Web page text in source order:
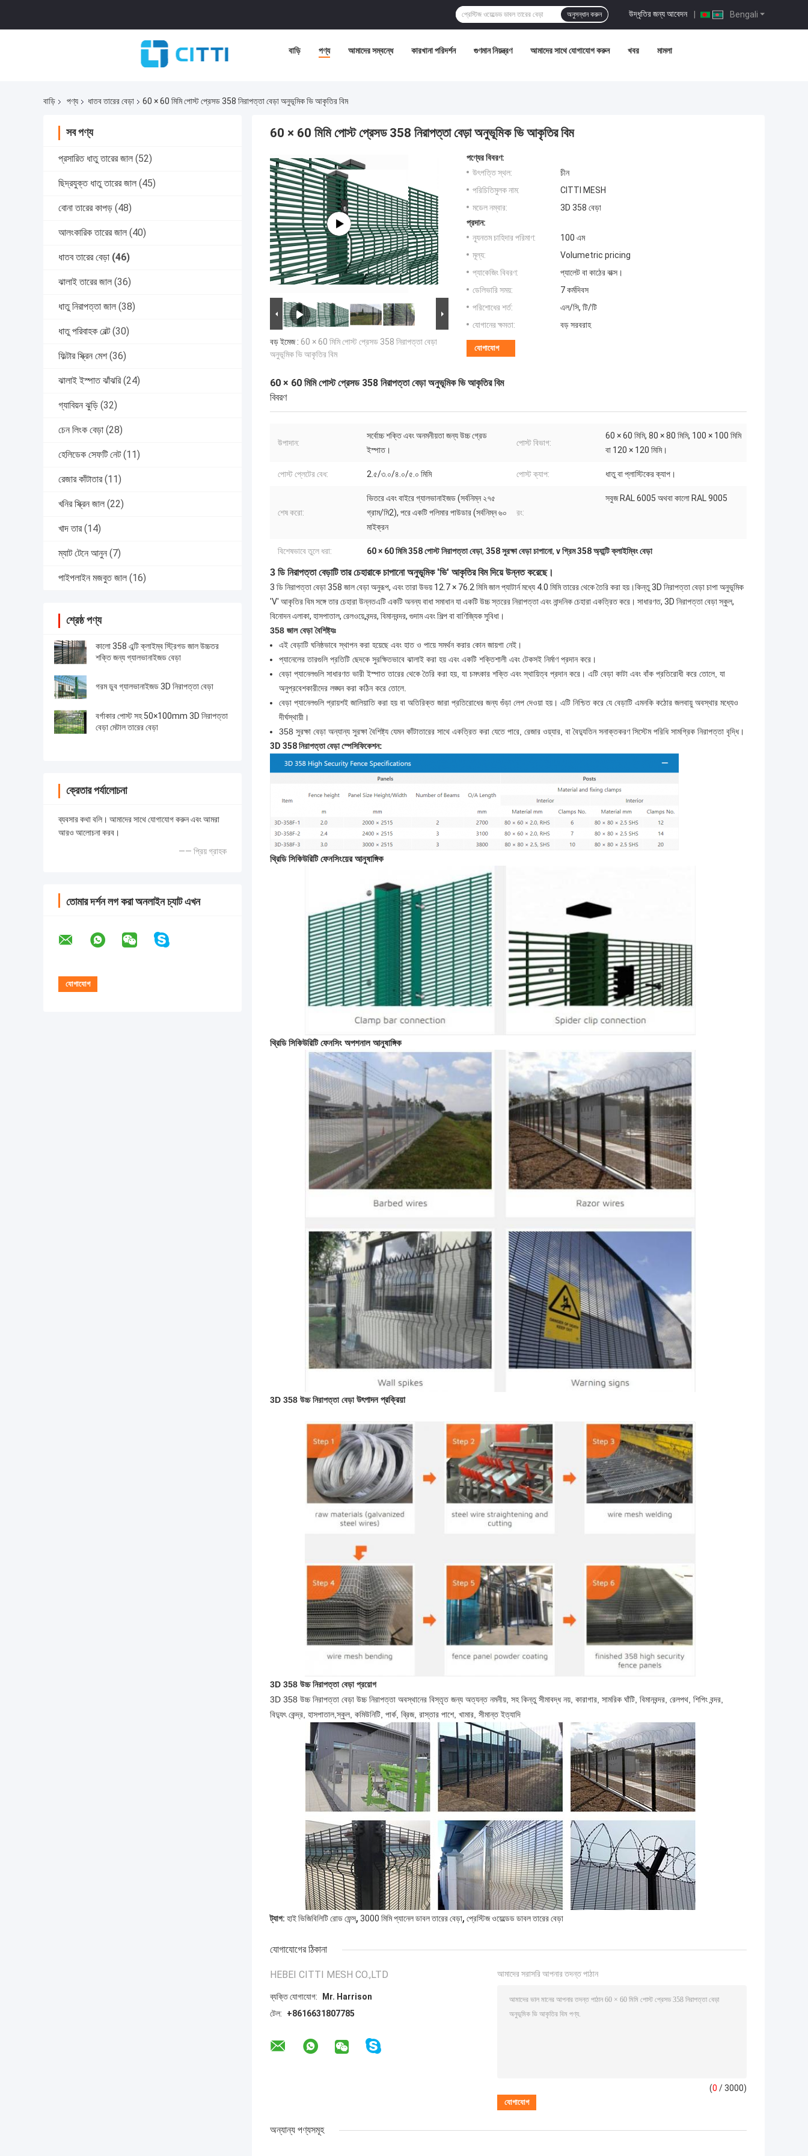
Bengali
উদ্ধৃতির জন্য আবেদন |
অনুসন্ধান করুন
বাড়ি পণ্য আমাদের সম্বন্ধে কারখানা পরিদর্শন গুণমান নিয়ন্ত্রণ আমাদের সাথে যোগাযোগ করুন খবর মামলা
বাড়ি পণ্য ধাতব তারের বেড়া 60 × 60 মিমি পোস্ট প্রেসড 358 নিরাপত্তা বেড়া অনুভূমিক ভি আকৃতির বিম
সব পণ্য
প্রসারিত ধাতু তারের জাল (52)
ছিদ্রযুক্ত ধাতু তারের জাল (45)
বোনা তারের কাপড় (48)
আলংকারিক তারের জাল (40)
ধাতব তারের বেড়া (46)
ঝালাই তারের জাল (36)
ধাতু নিরাপত্তা জাল (38)
ধাতু পরিবাহক বেল্ট (30)
ফিল্টার স্ক্রিন মেশ (36)
ঝালাই ইস্পাত ঝাঁঝরি (24)
গ্যাবিয়ন ঝুড়ি (32)
চেন লিংক বেড়া (28)
হেলিডেক সেফটি নেট (11)
রেজার কাঁটাতার (11)
খনির স্ক্রিন জাল (22)
খাদ তার (14)
ম্যাট টেনে আনুন (7)
পাইপলাইন মজবুত জাল (16)
শ্রেষ্ঠ পণ্য
কালো 358 এন্টি ক্লাইম্ব স্ট্রিগড জাল উচ্চতর
শক্তি জন্য গ্যালভানাইজড বেড়া
গরম ডুব গ্যালভানাইজড 3D নিরাপত্তা বেড়া
বর্গাকার পোস্ট সহ 50×100mm 3D নিরাপত্তা
বেড়া মেটাল তারের বেড়া
ক্রেতার পর্যালোচনা
ব্যবসার কথা বলি। আমাদের সাথে যোগাযোগ করুন এবং আমরা
আরও আলোচনা করব।
—— প্রিয় গ্রাহক
তোমার দর্শন লগ করা অনলাইন চ্যাট এখন
60 × 60 মিমি পোস্ট প্রেসড 358 নিরাপত্তা বেড়া অনুভূমিক ভি আকৃতির বিম
বড় ইমেজ : 60 × 60 মিমি পোস্ট প্রেসড 358 নিরাপত্তা বেড়া
অনুভূমিক ভি আকৃতির বিম
পণ্যের বিবরণ:
উৎপত্তি স্থল:
চীন
পরিচিতিমুলক নাম:
CITTI MESH
মডেল নম্বার:
3D 358 বেড়া
প্রদান:
ন্যূনতম চাহিদার পরিমাণ:
100 এম
মূল্য:
Volumetric pricing
প্যাকেজিং বিবরণ:
প্যালেট বা কাঠের বাক্স।
ডেলিভারি সময়:
7 কর্মদিবস
পরিশোধের শর্ত:
এল/সি, টি/টি
যোগানের ক্ষমতা:
বড় সরবরাহ
যোগাযোগ
60 × 60 মিমি পোস্ট প্রেসড 358 নিরাপত্তা বেড়া অনুভূমিক ভি আকৃতির বিম
বিবরণ
উপাদান:
সর্বোচ্চ শক্তি এবং অনমনীয়তা জন্য উচ্চ গ্রেড
ইস্পাত।
পোস্ট বিভাগ:
60 × 60 মিমি, 80 × 80 মিমি, 100 × 100 মিমি
বা 120 × 120 মিমি।
পোস্ট প্লেটের বেধ: 2.৫/৩.০/৪.০/৫.০ মিমি পোস্ট ক্যাপ: ধাতু বা প্লাস্টিকের ক্যাপ।
শেষ করো:
ভিতরে এবং বাইরে গ্যালভানাইজড (সর্বনিম্ন ২৭৫
গ্রাম/মি2), পরে একটি পলিমার পাউডার (সর্বনিম্ন ৬০
মাইক্রন
রং:
সবুজ RAL 6005 অথবা কালো RAL 9005
বিশেষভাবে তুলে ধরা: 60 × 60 মিমি 358 পোস্ট নিরাপত্তা বেড়া, 358 সুরক্ষা বেড়া চাপানো, v গ্রিম 358 অ্যান্টি ক্লাইম্বিং বেড়া
3 ডি নিরাপত্তা বেড়াটি তার চেহারাকে চাপানো অনুভূমিক 'ভি' আকৃতির বিম দিয়ে উন্নত করেছে।
3 ডি নিরাপত্তা বেড়া 358 জাল বেড়া অনুরূপ, এবং তারা উভয় 12.7 × 76.2 মিমি জাল প্যাটার্ন মধ্যে 4.0 মিমি তারের থেকে তৈরি করা হয়।কিন্তু 3D নিরাপত্তা বেড়া চাপা অনুভূমিক
'V' আকৃতির বিম সঙ্গে তার চেহারা উন্নতএটি একটি অনন্য বাধা সমাধান যা একটি উচ্চ স্তরের নিরাপত্তা এবং নান্দনিক চেহারা একত্রিত করে। সাধারণত, 3D নিরাপত্তা বেড়া স্কুল,
বিনোদন এলাকা, হাসপাতাল, রেলওয়ে,বন্দর, বিমানবন্দর, গুদাম এবং শিল্প বা বাণিজ্যিক সুবিধা।
358 জাল বেড়া বৈশিষ্ট্যঃ
এই বেড়াটি ঘনিষ্ঠভাবে স্থাপন করা হয়েছে এবং হাত ও পায়ে সমর্থন করার কোন জায়গা নেই।
প্যানেলের তারগুলি প্রতিটি ছেদকে সুরক্ষিতভাবে ঝালাই করা হয় এবং একটি শক্তিশালী এবং টেকসই নির্মাণ প্রদান করে।
বেড়া প্যানেলগুলি সাধারণত ভারী ইস্পাত তারের থেকে তৈরি করা হয়, যা চমৎকার শক্তি এবং স্থায়িত্ব প্রদান করে। এটি বেড়া কাটা এবং বাঁক প্রতিরোধী করে তোলে, যা
অনুপ্রবেশকারীদের লঙ্ঘন করা কঠিন করে তোলে.
বেড়া প্যানেলগুলি প্রায়শই জালিয়াতি করা হয় বা অতিরিক্ত জারা প্রতিরোধের জন্য গুঁড়া লেপ দেওয়া হয়। এটি নিশ্চিত করে যে বেড়াটি এমনকি কঠোর জলবায়ু অবস্থার মধ্যেও
দীর্ঘস্থায়ী।
358 সুরক্ষা বেড়া অন্যান্য সুরক্ষা বৈশিষ্ট্য যেমন কাঁটাতারের সাথে একত্রিত করা যেতে পারে, রেজার ওয়্যার, বা বৈদ্যুতিন সনাক্তকরণ সিস্টেম পরিধি সামগ্রিক নিরাপত্তা বৃদ্ধি।
3D 358 নিরাপত্তা বেড়া স্পেসিফিকেশন:
থ্রিডি সিকিউরিটি ফেনসিংয়ের আনুষাঙ্গিক
থ্রিডি সিকিউরিটি ফেনসিং অপশনাল আনুষাঙ্গিক
3D 358 উচ্চ নিরাপত্তা বেড়া উৎপাদন প্রক্রিয়া
3D 358 উচ্চ নিরাপত্তা বেড়া প্রয়োগ
3D 358 উচ্চ নিরাপত্তা বেড়া উচ্চ নিরাপত্তা অবস্থানের বিস্তৃত জন্য অত্যন্ত নমনীয়, সহ কিন্তু সীমাবদ্ধ নয়, কারাগার, সামরিক ঘাঁটি, বিমানবন্দর, রেলপথ, শিপিং বন্দর,
বিদ্যুৎ কেন্দ্র, হাসপাতাল,স্কুল, কমিউনিটি, পার্ক, ব্রিজ, রাস্তার পাশে, খামার, সীমান্ত ইত্যাদি
ট্যাগ: হাই ভিজিবিলিটি রোড ফেন্স, 3000 মিমি প্যানেল ডাবল তারের বেড়া, প্রেস্টিজ ওয়েল্ডেড ডাবল তারের বেড়া
যোগাযোগের ঠিকানা
HEBEI CITTI MESH CO.,LTD
ব্যক্তি যোগাযোগ:
Mr. Harrison
টেল:
+8616631807785
আমাদের সরাসরি আপনার তদন্ত পাঠান
(0 / 3000)
অন্যান্য পণ্যসমূহ